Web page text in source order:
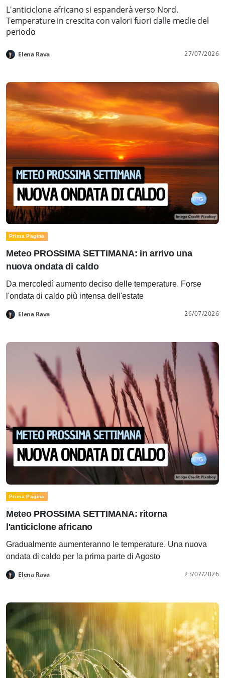
L'anticiclone africano si espanderà verso Nord.
Temperature in crescita con valori fuori dalle medie del
periodo
Elena Rava 27/07/2026
Prima Pagina
Meteo PROSSIMA SETTIMANA: in arrivo una
nuova ondata di caldo
Da mercoledì aumento deciso delle temperature. Forse
l'ondata di caldo più intensa dell'estate
Elena Rava 26/07/2026
Prima Pagina
Meteo PROSSIMA SETTIMANA: ritorna
l'anticiclone africano
Gradualmente aumenteranno le temperature. Una nuova
ondata di caldo per la prima parte di Agosto
Elena Rava 23/07/2026